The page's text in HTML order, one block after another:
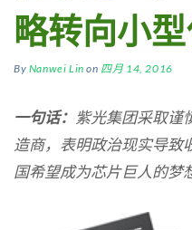
略转向小
By Nanwei Lin on 四月 14, 2016
一句话： 紫光集团采取谨
造商，表明政治现实导致
国希望成为芯片巨人的梦